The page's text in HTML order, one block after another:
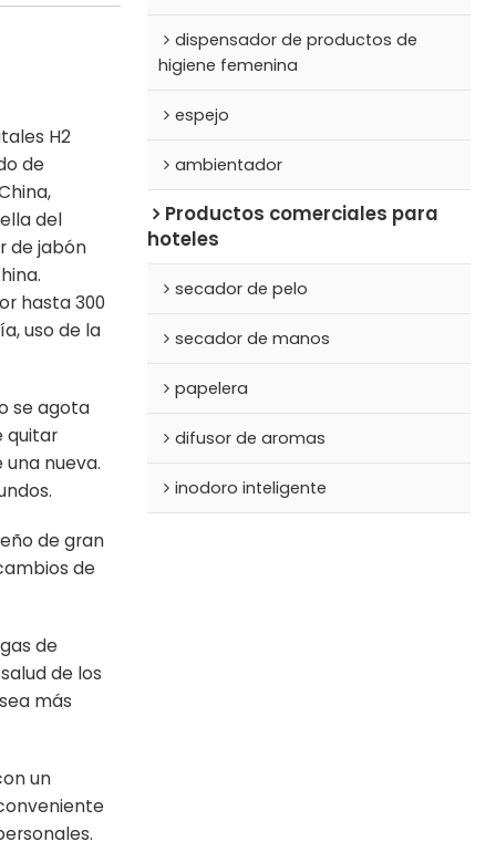
H2
de
del
de jabón
hasta 300
uso de la
se agota
quitar
nueva.
de gran
de
de
de los
más
un
dispensador de productos de
higiene femenina
espejo
ambientador
Productos comerciales para
hoteles
secador de pelo
secador de manos
papelera
difusor de aromas
inodoro inteligente